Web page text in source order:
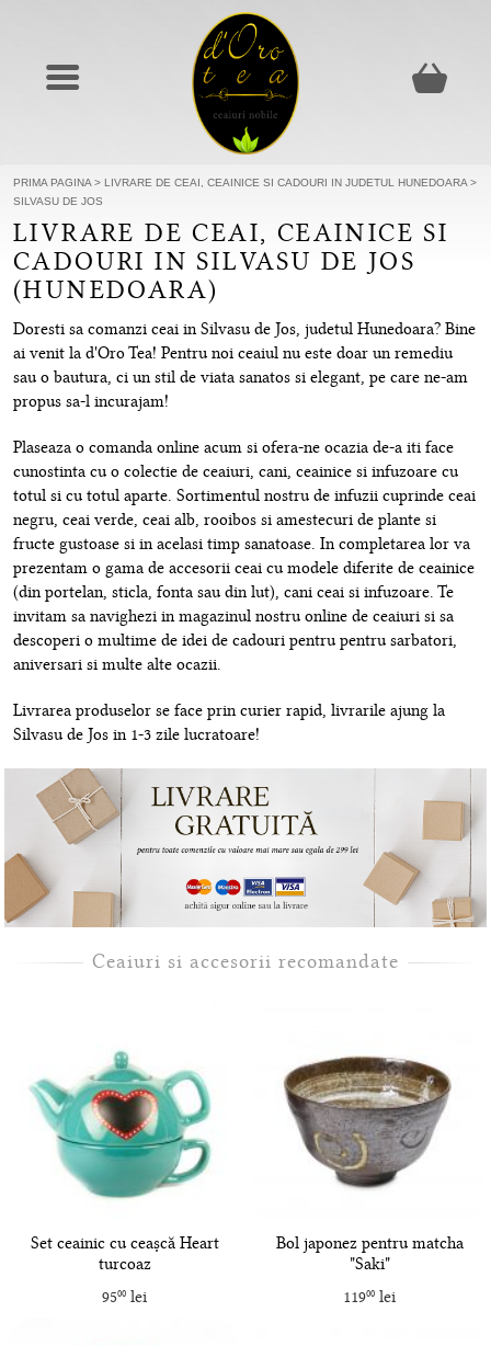
PRIMA PAGINA > LIVRARE DE CEAI, CEAINICE SI CADOURI IN JUDETUL HUNEDOARA >
SILVASU DE JOS
LIVRARE DE CEAI, CEAINICE SI
CADOURI IN SILVASU DE JOS
(HUNEDOARA)
Doresti sa comanzi ceai in Silvasu de Jos, judetul Hunedoara? Bine
ai venit la d'Oro Tea! Pentru noi ceaiul nu este doar un remediu
sau o bautura, ci un stil de viata sanatos si elegant, pe care ne-am
propus sa-l incurajam!
Plaseaza o comanda online acum si ofera-ne ocazia de-a iti face
cunostinta cu o colectie de ceaiuri, cani, ceainice si infuzoare cu
totul si cu totul aparte. Sortimentul nostru de infuzii cuprinde ceai
negru, ceai verde, ceai alb, rooibos si amestecuri de plante si
fructe gustoase si in acelasi timp sanatoase. In completarea lor va
prezentam o gama de accesorii ceai cu modele diferite de ceainice
(din portelan, sticla, fonta sau din lut), cani ceai si infuzoare. Te
invitam sa navighezi in magazinul nostru online de ceaiuri si sa
descoperi o multime de idei de cadouri pentru pentru sarbatori,
aniversari si multe alte ocazii.
Livrarea produselor se face prin curier rapid, livrarile ajung la
Silvasu de Jos in 1-3 zile lucratoare!
Ceaiuri si accesorii recomandate
Set ceainic cu ceașcă Heart
turcoaz
9500lei
Bol japonez pentru matcha
"Saki"
11900 lei